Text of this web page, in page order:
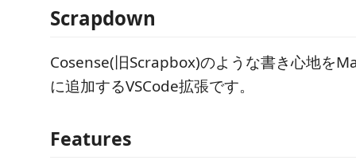
Scrapdown
Cosense(旧Scrapbox)のような書き心地を
に追加するVSCode拡張です。
Features